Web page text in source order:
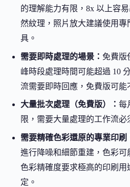
的理解能力有限，8x 以上容
然紋理，照片放大建議使用專
具。
需要即時處理的場景： 免費版
峰時段處理時間可能超過 10
流需要即時回應，免費版可能
大量批次處理（免費版）： 每
限，需要大量處理的工作流必
需要精確色彩還原的專業印刷
進行降噪和細節重建，色彩可
色彩精確度要求極高的印刷用
定。